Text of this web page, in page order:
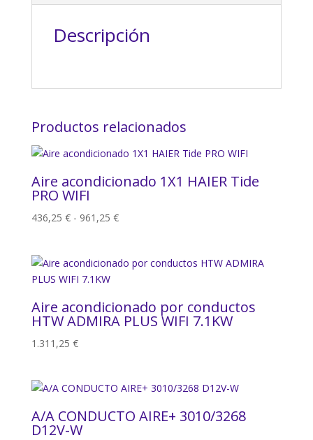
Descripción
Productos relacionados
Aire acondicionado 1X1 HAIER Tide
PRO WIFI
436,25 € - 961,25 €Rango
desde
961,25 €
Aire acondicionado por conductos
HTW ADMIRA PLUS WIFI 7.1KW
1.311,25 €
A/A CONDUCTO AIRE+ 3010/3268
D12V-W